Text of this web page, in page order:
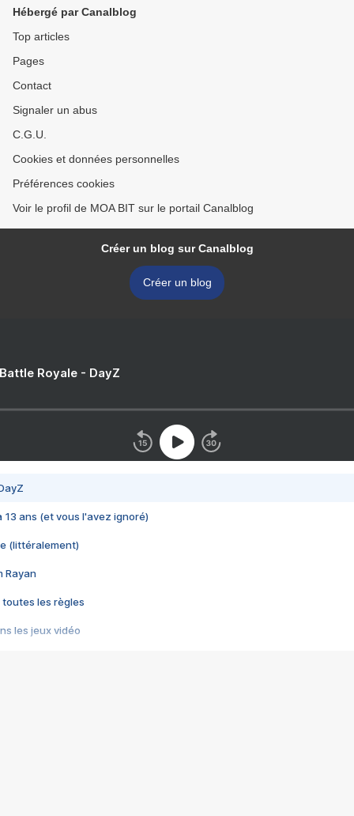
Hébergé par Canalblog
Top articles
Pages
Contact
Signaler un abus
C.G.U.
Cookies et données personnelles
Préférences cookies
Voir le profil de MOA BIT sur le portail Canalblog
Créer un blog sur Canalblog
Créer un blog
Royale - DayZ
13 ans (et vous l'avez ignoré)
(littéralement)
Rayan
toutes les règles
les jeux vidéo